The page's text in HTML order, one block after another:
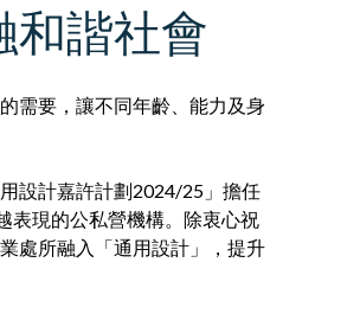
和諧社會
需要，讓不同年齡、能力及身
設計嘉許計劃2024/25」擔任
表現的公私營機構。除衷心祝
處所融入「通用設計」，提升